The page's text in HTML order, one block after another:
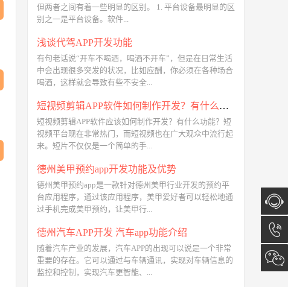
但两者之间有着一些明显的区别。 1. 平台设备最明显的区
别之一是平台设备。软件...
浅谈代驾APP开发功能
有句老话说“开车不喝酒，喝酒不开车”，但是在日常生活
中会出现很多突发的状况，比如应酬，你必须在各种场合
喝酒，这样就会导致有些不安全...
短视频剪辑APP软件如何制作开发？有什么功能？
短视频剪辑APP软件应该如何制作开发？有什么功能？短
视频平台现在非常热门，而短视频也在广大观众中流行起
来。短片不仅仅是一个简单的手...
德州美甲预约app开发功能及优势
德州美甲预约app是一款针对德州美甲行业开发的预约平
台应用程序，通过该应用程序，美甲爱好者可以轻松地通
过手机完成美甲预约，让美甲行...
德州汽车APP开发 汽车app功能介绍
随着汽车产业的发展，汽车APP的出现可以说是一个非常
重要的存在。它可以通过与车辆通讯，实现对车辆信息的
监控和控制，实现汽车更智能、...
在线咨
询